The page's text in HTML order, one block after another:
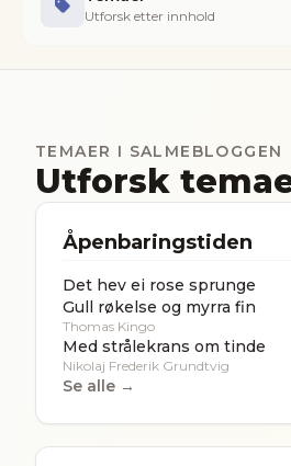
Utforsk etter innhold
TEMAER I SALMEBLOGGEN
Utforsk
Åpenbaringstiden
Det hev ei rose sprunge
Gull røkelse og myrra fin
Thomas Kingo
Med strålekrans om tinde
Nikolaj Frederik Grundtvig
Se alle →